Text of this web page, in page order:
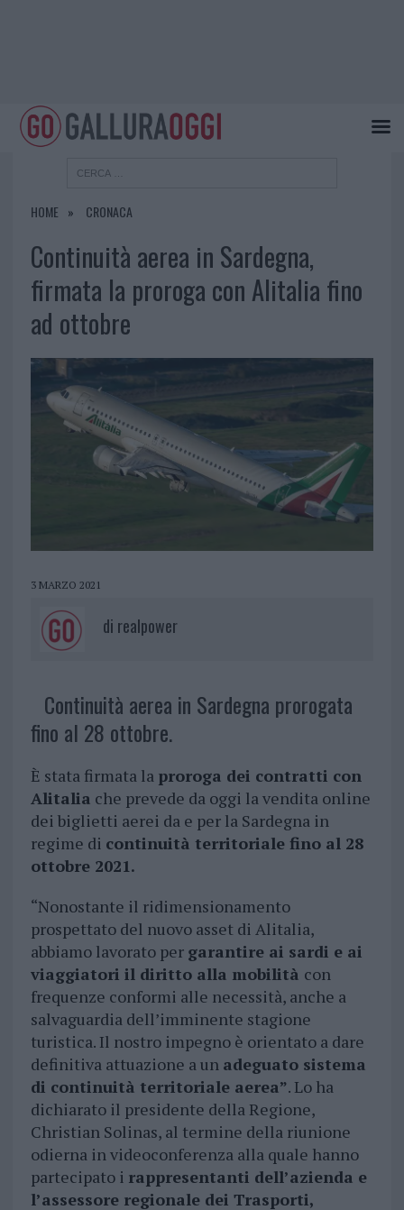
HOME CRONACA
Continuità aerea in Sardegna,
firmata la proroga con Alitalia fino
ad ottobre
3 MARZO 2021
di realpower
Continuità aerea in Sardegna prorogata
fino al 28 ottobre.
È stata firmata la proroga dei contratti con
Alitalia che prevede da oggi la vendita online
dei biglietti aerei da e per la Sardegna in
regime di continuità territoriale fino al 28
ottobre 2021.
“Nonostante il ridimensionamento
prospettato del nuovo asset di Alitalia,
abbiamo lavorato per garantire ai sardi e ai
viaggiatori il diritto alla mobilità con
frequenze conformi alle necessità, anche a
salvaguardia dell’imminente stagione
turistica. Il nostro impegno è orientato a dare
definitiva attuazione a un adeguato sistema
di continuità territoriale aerea”. Lo ha
dichiarato il presidente della Regione,
Christian Solinas, al termine della riunione
odierna in videoconferenza alla quale hanno
partecipato i rappresentanti dell’azienda e
l’assessore regionale dei Trasporti,